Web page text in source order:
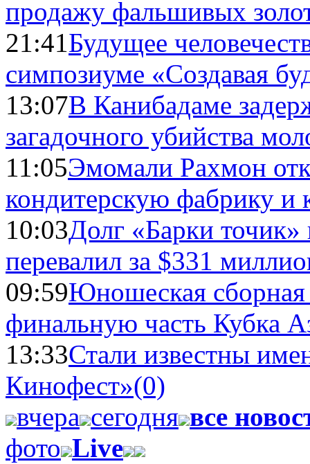
продажу фальшивых
21:41Будущее
симпозиуме «Создавая
13:07В Канибадаме
загадочного убийства
11:05Эмомали Рахмон
кондитерскую фабрику и
10:03Долг «Барки
перевалил за $331
09:59Юношеская
финальную часть Кубка
13:33Стали известны
Кинофест»(0)
вчера сегодня все
фото Live